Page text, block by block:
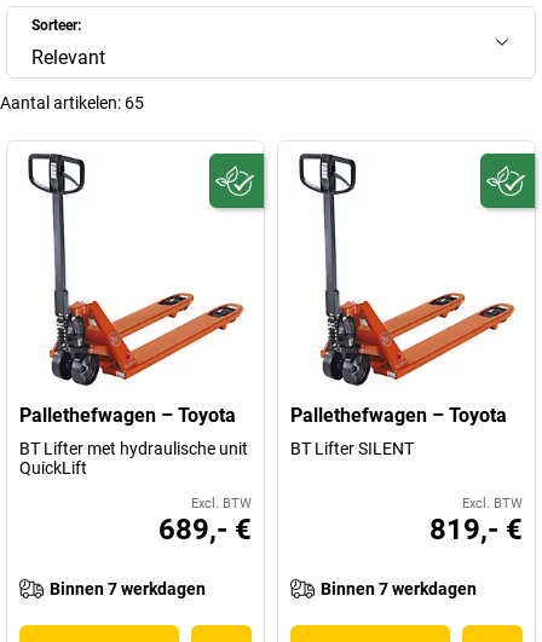
Sorteer:
Relevant
Aantal artikelen: 65
Pallethefwagen – Toyota
BT Lifter met hydraulische unit
QuickLift
Excl. BTW
689,- €
Binnen 7 werkdagen
Pallethefwagen – Toyota
BT Lifter SILENT
Excl. BTW
819,- €
Binnen 7 werkdagen